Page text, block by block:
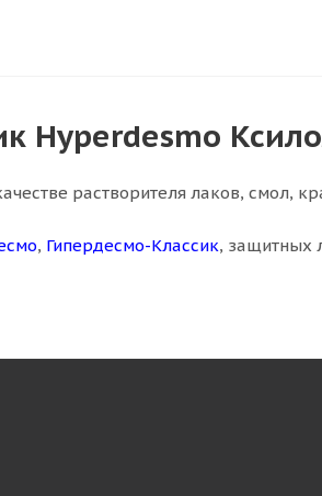
Hyperdesmo
растворителя лаков, смол,
, Гипердесмо-Классик, защитных